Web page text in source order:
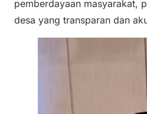
pemberdayaan masyarakat,
desa yang transparan dan